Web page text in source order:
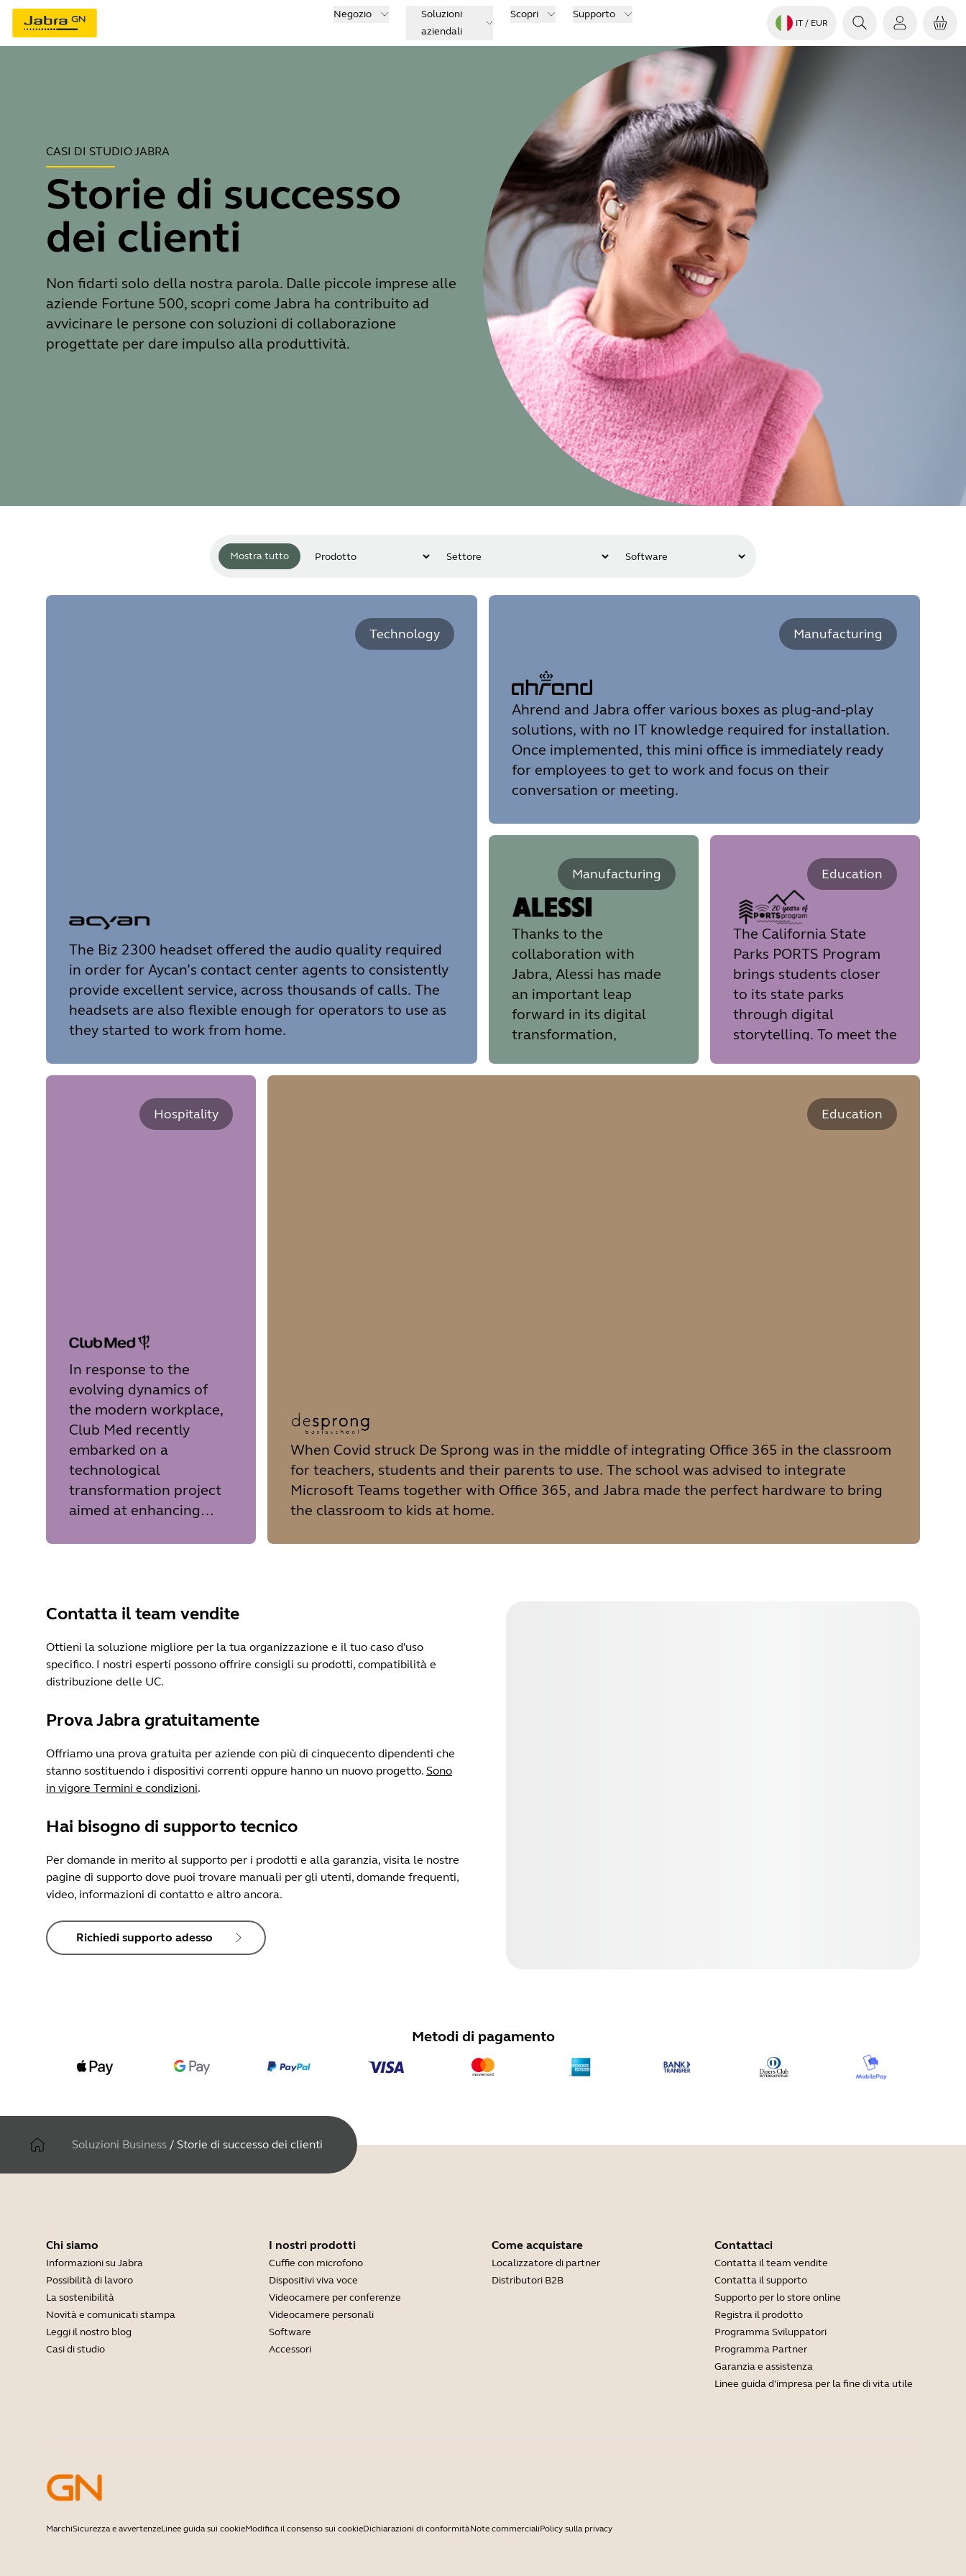
Negozio
Soluzioni
aziendali
Scopri Supporto
IT / EUR
CASI DI STUDIO JABRA
Storie di successo
dei clienti
Non fidarti solo della nostra parola. Dalle piccole imprese alle
aziende Fortune 500, scopri come Jabra ha contribuito ad
avvicinare le persone con soluzioni di collaborazione
progettate per dare impulso alla produttività.
Mostra tutto
Technology
The Biz 2300 headset offered the audio quality required
in order for Aycan’s contact center agents to consistently
provide excellent service, across thousands of calls. The
headsets are also flexible enough for operators to use as
they started to work from home.
Manufacturing
Ahrend and Jabra offer various boxes as plug-and-play
solutions, with no IT knowledge required for installation.
Once implemented, this mini office is immediately ready
for employees to get to work and focus on their
conversation or meeting.
Manufacturing
Thanks to the
collaboration with
Jabra, Alessi has made
an important leap
forward in its digital
transformation,
meetings. The team has
Education
The California State
Parks PORTS Program
brings students closer
to its state parks
through digital
storytelling. To meet the
students who are
accustomed to a high
level of production
quality and park staff
Hospitality
In response to the
evolving dynamics of
the modern workplace,
Club Med recently
embarked on a
technological
transformation project
aimed at enhancing
Education
When Covid struck De Sprong was in the middle of integrating Office 365 in the classroom
for teachers, students and their parents to use. The school was advised to integrate
Microsoft Teams together with Office 365, and Jabra made the perfect hardware to bring
the classroom to kids at home.
Contatta il team vendite
Ottieni la soluzione migliore per la tua organizzazione e il tuo caso d'uso
specifico. I nostri esperti possono offrire consigli su prodotti, compatibilità e
distribuzione delle UC.
Prova Jabra gratuitamente
Offriamo una prova gratuita per aziende con più di cinquecento dipendenti che
stanno sostituendo i dispositivi correnti oppure hanno un nuovo progetto. Sono
in vigore Termini e condizioni.
Hai bisogno di supporto tecnico
Per domande in merito al supporto per i prodotti e alla garanzia, visita le nostre
pagine di supporto dove puoi trovare manuali per gli utenti, domande frequenti,
video, informazioni di contatto e altro ancora.
Richiedi supporto adesso
Metodi di pagamento
Soluzioni Business / Storie di successo dei clienti
Chi siamo
Informazioni su Jabra
Possibilità di lavoro
La sostenibilità
Novità e comunicati stampa
Leggi il nostro blog
Casi di studio
I nostri prodotti
Cuffie con microfono
Dispositivi viva voce
Videocamere per conferenze
Videocamere personali
Software
Accessori
Come acquistare
Localizzatore di partner
Distributori B2B
Contattaci
Contatta il team vendite
Contatta il supporto
Supporto per lo store online
Registra il prodotto
Programma Sviluppatori
Programma Partner
Garanzia e assistenza
Linee guida d'impresa per la fine di vita utile
MarchiSicurezza e avvertenzeLinee guida sui cookieModifica il consenso sui cookieDichiarazioni di conformitàNote commercialiPolicy sulla privacy